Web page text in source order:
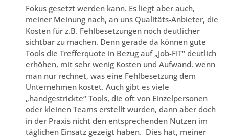
Fokus gesetzt werden kann. Es liegt aber auch,
meiner Meinung nach, an uns Qualitäts-Anbieter, die
Kosten für z.B. Fehlbesetzungen noch deutlicher
sichtbar zu machen. Denn gerade da können gute
Tools die Trefferquote in Bezug auf „Job-FIT“ deutlich
erhöhen, mit sehr wenig Kosten und Aufwand. wenn
man nur rechnet, was eine Fehlbesetzung dem
Unternehmen kostet. Auch gibt es viele
„handgestrickte“ Tools, die oft von Einzelpersonen
oder kleinen Teams erstellt wurden, dann aber doch
in der Praxis nicht den entsprechenden Nutzen im
täglichen Einsatz gezeigt haben. Dies hat, meiner